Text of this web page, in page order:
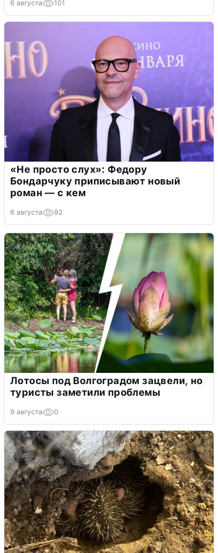
6 августа 101
«Не просто слух»: Федору
Бондарчуку приписывают новый
роман — с кем
6 августа 92
Лотосы под Волгоградом зацвели, но
туристы заметили проблемы
9 августа 0